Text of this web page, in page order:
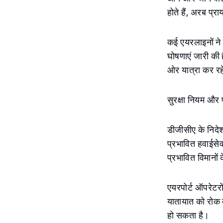
होते हैं, अरब
कई एयरलाइनों
घोषणाएं जारी
ओर यात्रा कर
सुरक्षा नियम और
डीजीसीए के
प्रभावित
प्रभावित
एयरपोर्ट
यातायात को
हो सकता है।